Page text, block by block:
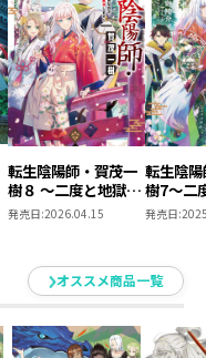
転生陰陽師・賀茂一
樹８ ～二度と地獄は
ご免なので、閻魔大
発売日:2026.04.15
転生陰
樹7～二
ご免な
発売日:
オススメ商品一覧